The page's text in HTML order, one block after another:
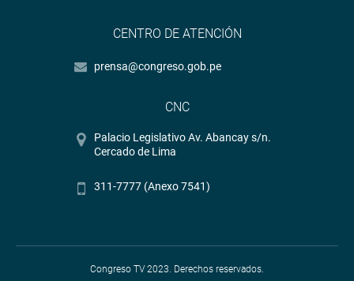
CENTRO DE ATENCIÓN
prensa@congreso.gob.pe
CNC
Palacio Legislativo Av. Abancay s/n.
Cercado de Lima
311-7777 (Anexo 7541)
Congreso TV 2023. Derechos reservados.